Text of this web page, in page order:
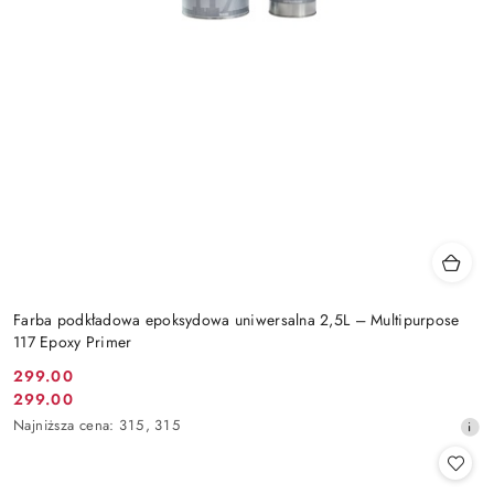
Farba podkładowa epoksydowa uniwersalna 2,5L – Multipurpose
117 Epoxy Primer
Cena
promocyjna:
299.00
Cena
promocyjna:
299.00
Najniższa
Najniższa cena: 315, 315